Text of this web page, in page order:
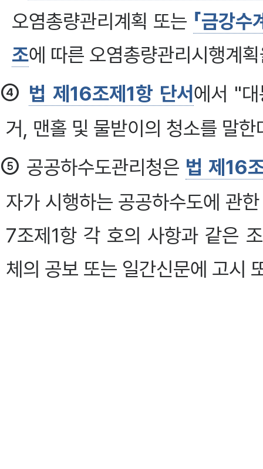
오염총량관리계획 또는 「금강
조에 따른 오염총량관리시행계
④ 법 제16조제1항 단서 에서 "
거, 맨홀 및 물받이의 청소를 말한
⑤ 공공하수도관리청은 법 제16
자가 시행하는 공공하수도에 관
7조제1항 각 호의 사항과 같은
체의 공보 또는 일간신문에 고시